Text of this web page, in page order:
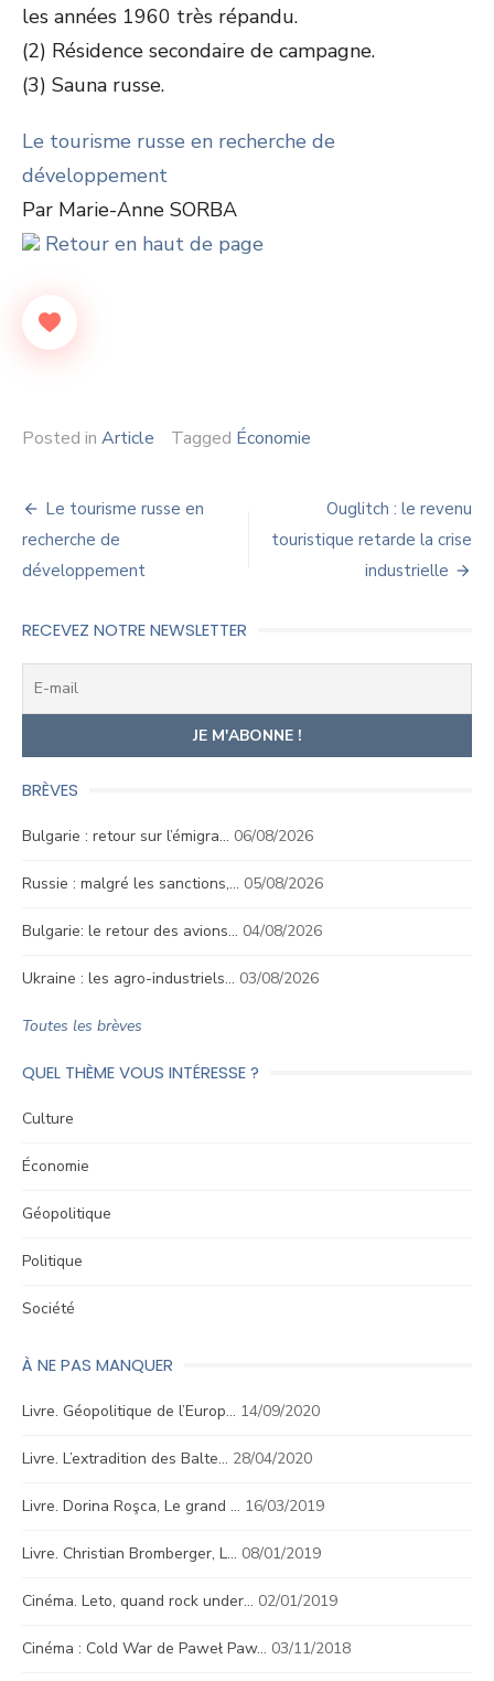
les années 1960 très répandu.
(2) Résidence secondaire de campagne.
(3) Sauna russe.
Le tourisme russe en recherche de
développement
Par Marie-Anne SORBA
Retour en haut de page
Posted in Article Tagged Économie
Navigation
de
l’article
Le tourisme russe en
recherche de
développement
Ouglitch : le revenu
touristique retarde la crise
industrielle
RECEVEZ NOTRE NEWSLETTER
BRÈVES
Bulgarie : retour sur l’émigra… 06/08/2026
Russie : malgré les sanctions,… 05/08/2026
Bulgarie: le retour des avions… 04/08/2026
Ukraine : les agro-industriels… 03/08/2026
Toutes les brèves
QUEL THÈME VOUS INTÉRESSE ?
Culture
Économie
Géopolitique
Politique
Société
À NE PAS MANQUER
Livre. Géopolitique de l’Europ… 14/09/2020
Livre. L’extradition des Balte… 28/04/2020
Livre. Dorina Roşca, Le grand … 16/03/2019
Livre. Christian Bromberger, L… 08/01/2019
Cinéma. Leto, quand rock under… 02/01/2019
Cinéma : Cold War de Paweł Paw… 03/11/2018